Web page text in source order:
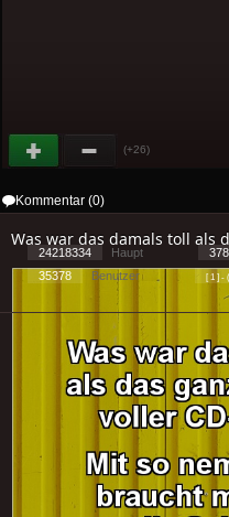
(+26)
Kommentar (0)
Was war das damals toll als
24218334 Haupt
35378
Benutzer [ 1 ] -